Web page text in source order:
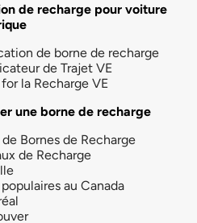
de recharge pour voiture
de borne de recharge
de Trajet VE
for la Recharge VE
une borne de recharge
Bornes de Recharge
de Recharge
au Canada